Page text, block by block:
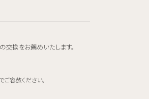
交換をお薦めいたします。
容赦ください。